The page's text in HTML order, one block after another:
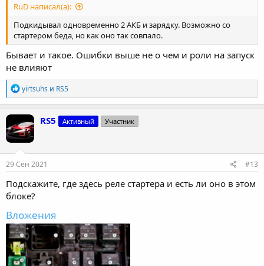
RuD написал(а):
Подкидывал одновременно 2 АКБ и зарядку. Возможно со
стартером беда, но как оно так совпало.
Бывает и такое. Ошибки выше не о чем и роли на запуск
не влияют
Р
е
а
к
ц
и
и
:
yirtsuhs и RS5
RS5 Активный Участник
29 Сен 2021 #13
Подскажите, где здесь реле стартера и есть ли оно в этом
блоке?
Вложения